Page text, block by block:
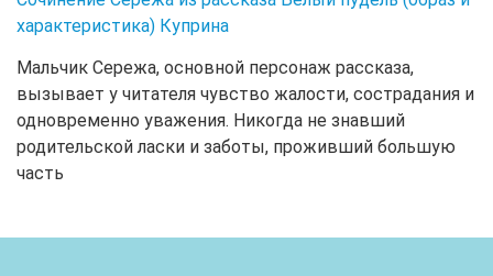
характеристика) Куприна
Мальчик Сережа, основной персонаж рассказа,
вызывает у читателя чувство жалости, сострадания и
одновременно уважения. Никогда не знавший
родительской ласки и заботы, проживший большую
часть